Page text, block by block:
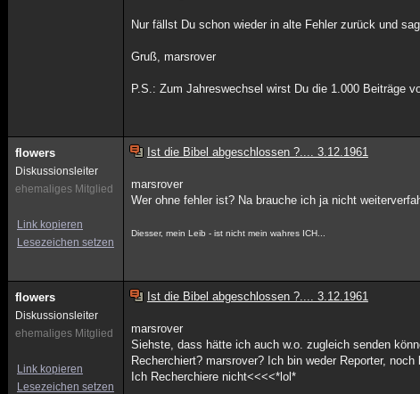
Nur fällst Du schon wieder in alte Fehler zurück und
Gruß, marsrover
P.S.: Zum Jahreswechsel wirst Du die 1.000 Beiträge
flowers
Diskussionsleiter
ehemaliges Mitglied
Link kopieren
Lesezeichen setzen
Ist die Bibel abgeschlossen ?.... 3.12.1961
marsrover
Wer ohne fehler ist? Na brauche ich ja nicht
Diesser, mein Leib - ist nicht mein wahres ICH...
flowers
Diskussionsleiter
ehemaliges Mitglied
Link kopieren
Lesezeichen setzen
Ist die Bibel abgeschlossen ?.... 3.12.1961
marsrover
Siehste, dass hätte ich auch w.o. zugleich senden
Recherchiert? marsrover? Ich bin weder Reporter,
Ich Recherchiere nicht<<<<*lol*